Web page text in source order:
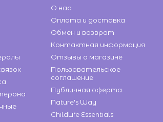
О нас
Оплата и доставка
Обмен и возврат
Контактная информация
Отзывы о магазине
Пользовательское
соглашение
Публичная оферта
Nature's Way
ChildLife Essentials